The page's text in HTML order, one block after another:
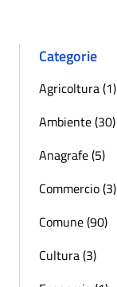
Categorie
Agricoltura (1)
Ambiente (30)
Anagrafe (5)
Commercio (3)
Comune (90)
Cultura (3)